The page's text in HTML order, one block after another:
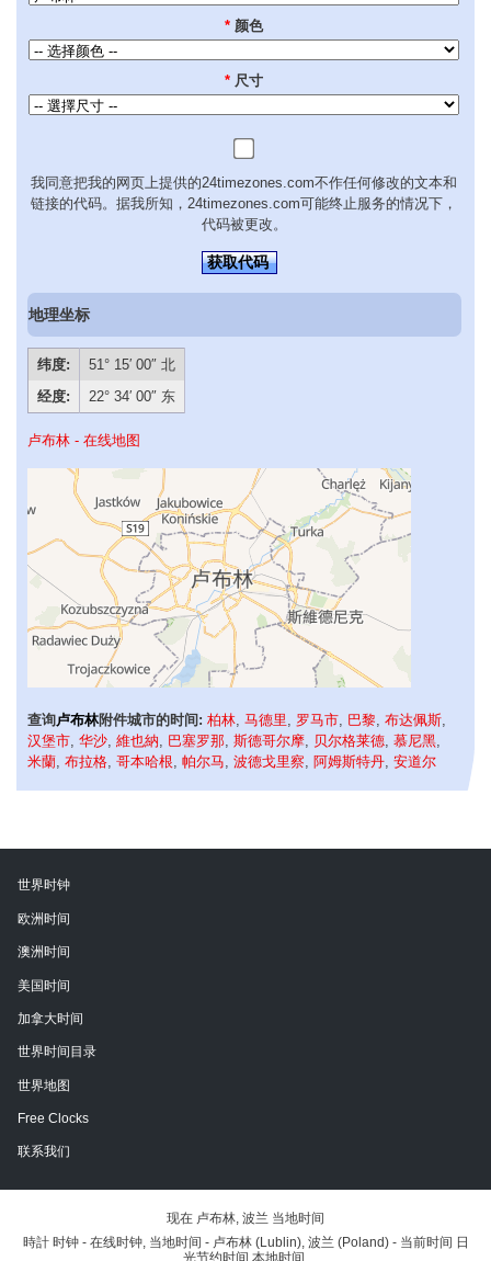
* 颜色
* 尺寸
我同意把我的网页上提供的24timezones.com不作任何修改的文本和
链接的代码。据我所知，24timezones.com可能终止服务的情况下，
代码被更改。
获取代码
地理坐标
纬度:
51° 15′ 00″ 北
经度:
22° 34′ 00″ 东
卢布林 - 在线地图
查询卢布林附件城市的时间: 柏林 马德里 罗马市 巴黎 布达佩斯
汉堡市 华沙 維也納 巴塞罗那 斯德哥尔摩 贝尔格莱德 慕尼黑
米蘭 布拉格 哥本哈根 帕尔马 波德戈里察 阿姆斯特丹 安道尔
世界时钟
欧洲时间
澳洲时间
美国时间
加拿大时间
世界时间目录
世界地图
Free Clocks
联系我们
现在 卢布林, 波兰 当地时间
時計 时钟 - 在线时钟, 当地时间 - 卢布林 (Lublin), 波兰 (Poland) - 当前时间 日
光节约时间 本地时间.